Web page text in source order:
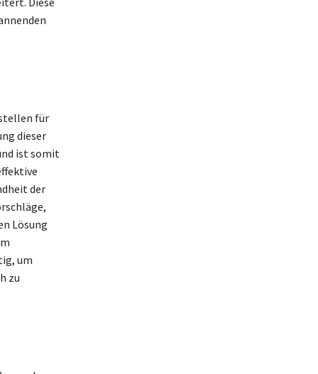
für
dieser
ist somit
der
Lösung
um
zu